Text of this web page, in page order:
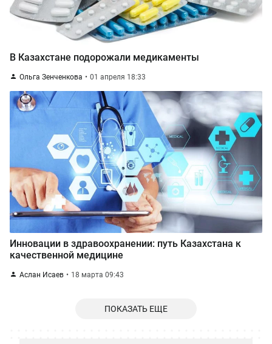
В Казахстане подорожали медикаменты
Ольга Зенченкова 01 апреля 18:33
Инновации в здравоохранении: путь Казахстана к
качественной медицине
Аслан Исаев 18 марта 09:43
ПОКАЗАТЬ ЕЩЕ